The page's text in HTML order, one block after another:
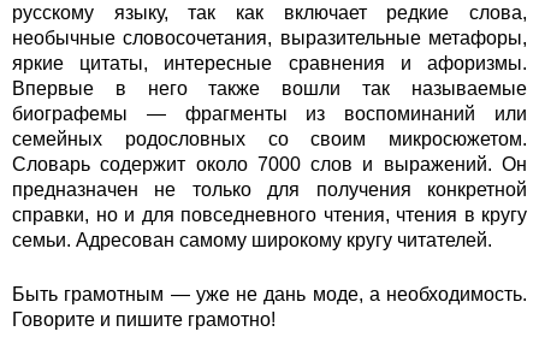
русскому языку, так как включает редкие слова,
необычные словосочетания, выразительные метафоры,
яркие цитаты, интересные сравнения и афоризмы.
Впервые в него также вошли так называемые
биографемы — фрагменты из воспоминаний или
семейных родословных со своим микросюжетом.
Словарь содержит около 7000 слов и выражений. Он
предназначен не только для получения конкретной
справки, но и для повседневного чтения, чтения в кругу
семьи. Адресован самому широкому кругу читателей.
Быть грамотным — уже не дань моде, а необходимость.
Говорите и пишите грамотно!